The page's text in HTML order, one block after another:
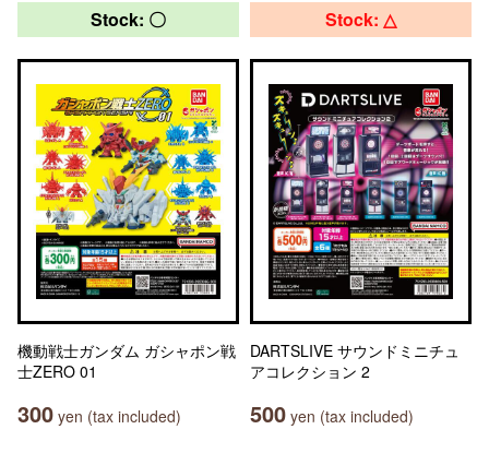
Stock: 〇
機動戦士ガンダム ガシャポン戦
士ZERO 01
300 yen (tax included)
Stock: △
DARTSLIVE サウンドミニチュ
アコレクション 2
500 yen (tax included)